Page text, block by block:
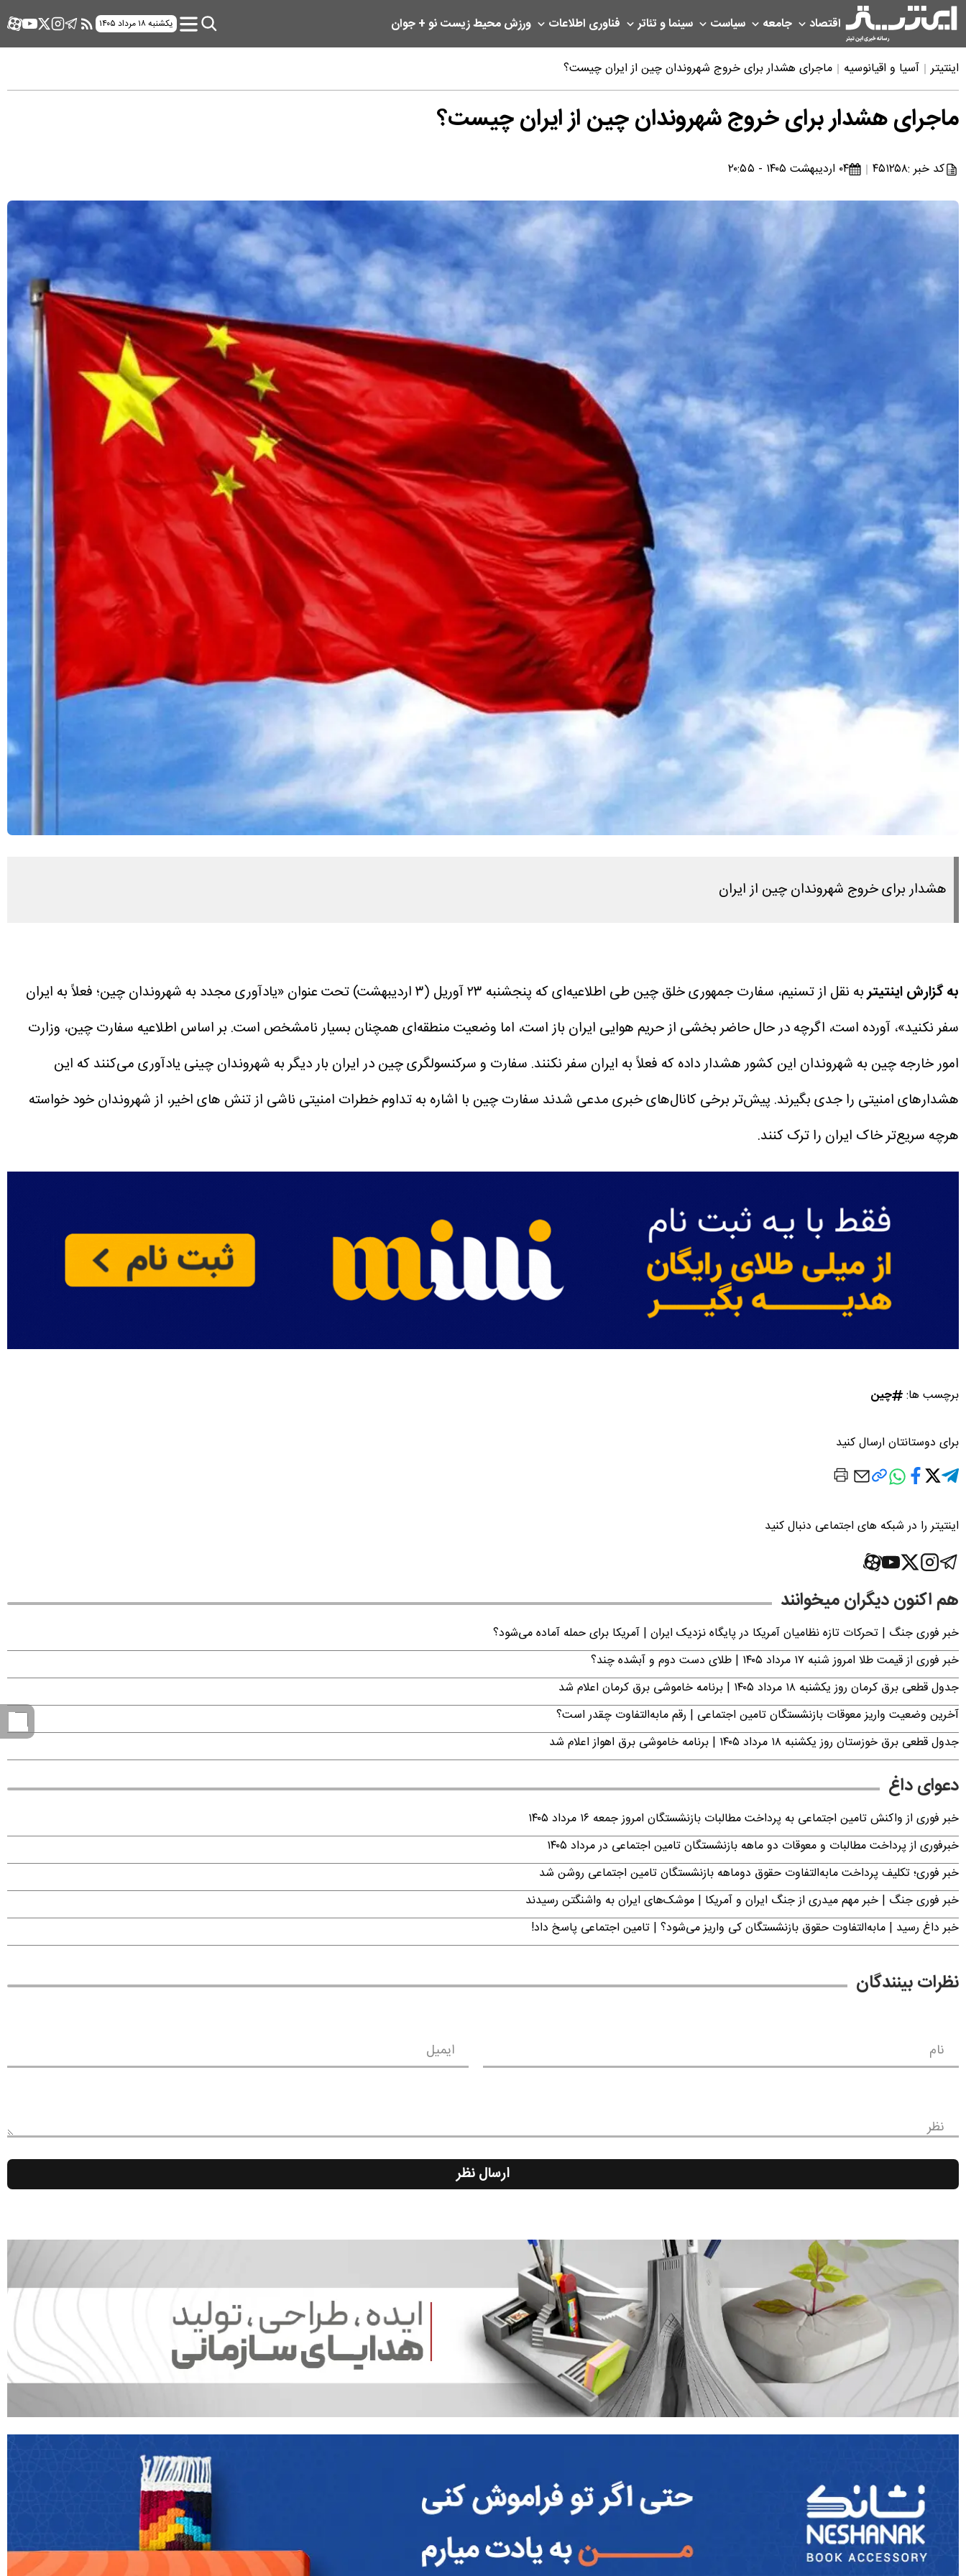
اقتصاد جامعه سیاست سینما و تئاتر فناوری اطلاعات ورزشمحیط زیستنو + جوان یکشنبه ۱۸ مرداد ۱۴۰۵
اینتیتر آسیا و اقیانوسیه ماجرای هشدار برای خروج شهروندان چین از ایران چیست؟
ماجرای هشدار برای خروج شهروندان چین از ایران چیست؟
کد خبر :۴۵۱۲۵۸ ۰۴ اردیبهشت ۱۴۰۵ - ۲۰:۵۵
هشدار برای خروج شهروندان چین از ایران
به گزارش اینتیتر
به نقل از تسنیم، سفارت جمهوری خلق چین طی اطلاعیه‌ای که پنجشنبه ۲۳ آوریل (۳ اردیبهشت) تحت عنوان «یادآوری مجدد به شهروندان چین؛ فعلاً به ایران
سفر نکنید»، آورده است، اگرچه در حال حاضر بخشی از حریم هوایی ایران باز است، اما وضعیت منطقه‌ای همچنان بسیار نامشخص است. بر اساس اطلاعیه سفارت چین، وزارت
امور خارجه چین به شهروندان این کشور هشدار داده که فعلاً به ایران سفر نکنند. سفارت و سرکنسولگری چین در ایران بار دیگر به شهروندان چینی یادآوری می‌کنند که این
هشدارهای امنیتی را جدی بگیرند. پیش‌تر برخی کانال‌های خبری مدعی شدند سفارت چین با اشاره به تداوم خطرات امنیتی ناشی از تنش‌ های اخیر، از شهروندان خود خواسته
هرچه سریع‌تر خاک ایران را ترک کنند.
برچسب ها: چین
برای دوستانتان ارسال کنید
اینتیتر را در شبکه های اجتماعی دنبال کنید
هم اکنون دیگران میخوانند
خبر فوری جنگ | تحرکات تازه نظامیان آمریکا در پایگاه نزدیک ایران | آمریکا برای حمله آماده می‌شود؟
خبر فوری از قیمت طلا امروز شنبه ۱۷ مرداد ۱۴۰۵ | طلای دست دوم و آبشده چند؟
جدول قطعی برق کرمان روز یکشنبه ۱۸ مرداد ۱۴۰۵ | برنامه خاموشی برق کرمان اعلام شد
آخرین وضعیت واریز معوقات بازنشستگان تامین اجتماعی | رقم مابه‌التفاوت چقدر است؟
جدول قطعی برق خوزستان روز یکشنبه ۱۸ مرداد ۱۴۰۵ | برنامه خاموشی برق اهواز اعلام شد
دعوای داغ
خبر فوری از واکنش تامین اجتماعی به پرداخت مطالبات بازنشستگان امروز جمعه ۱۶ مرداد ۱۴۰۵
خبرفوری از پرداخت مطالبات و معوقات دو ماهه بازنشستگان تامین اجتماعی در مرداد ۱۴۰۵
خبر فوری؛ تکلیف پرداخت مابه‌التفاوت حقوق دوماهه بازنشستگان تامین اجتماعی روشن شد
خبر فوری جنگ | خبر مهم میدری از جنگ ایران و آمریکا | موشک‌های ایران به واشنگتن رسیدند
خبر داغ رسید | مابه‌التفاوت حقوق بازنشستگان کی واریز می‌شود؟ | تامین اجتماعی پاسخ داد!
نظرات بینندگان
نام ایمیل
نظر
ارسال نظر